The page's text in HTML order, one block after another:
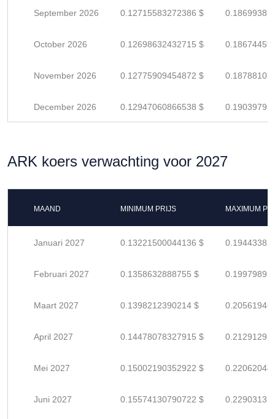
September 2026 0.12715583272386 $
October 2026 0.12698632432715 $
November 2026 0.12775909454872 $
December 2026 0.12947060866538 $
ARK koers verwachting voor 2027
MAAND MINIMUM PRIJS MAXIMUM
Januari 2027 0.13221500044136 $
Februari 2027 0.1358632888755 $
Maart 2027 0.1398212390214 $
April 2027 0.14478078327915 $
Mei 2027 0.15002190352922 $
Juni 2027 0.15574130790722 $